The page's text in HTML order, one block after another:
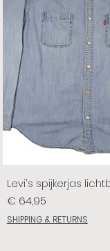
Levi's spijkerjas
Prijs
€ 64,95
SHIPPING & RETURNS